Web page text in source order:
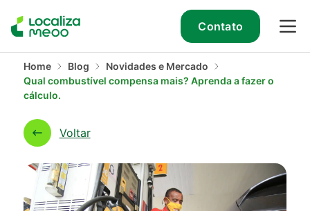
Contato
Home Blog
Novidades e Mercado
Qual combustível compensa mais? Aprenda a fazer o
cálculo.
Voltar